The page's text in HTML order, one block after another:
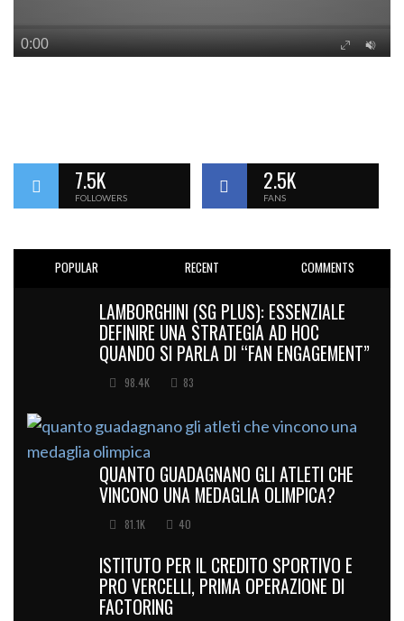
7.5K
FOLLOWERS
2.5K
FANS
POPULAR RECENT COMMENTS
LAMBORGHINI (SG PLUS): ESSENZIALE
DEFINIRE UNA STRATEGIA AD HOC
QUANDO SI PARLA DI “FAN ENGAGEMENT”
98.4K 83
QUANTO GUADAGNANO GLI ATLETI CHE
VINCONO UNA MEDAGLIA OLIMPICA?
81.1K 40
ISTITUTO PER IL CREDITO SPORTIVO E
PRO VERCELLI, PRIMA OPERAZIONE DI
FACTORING